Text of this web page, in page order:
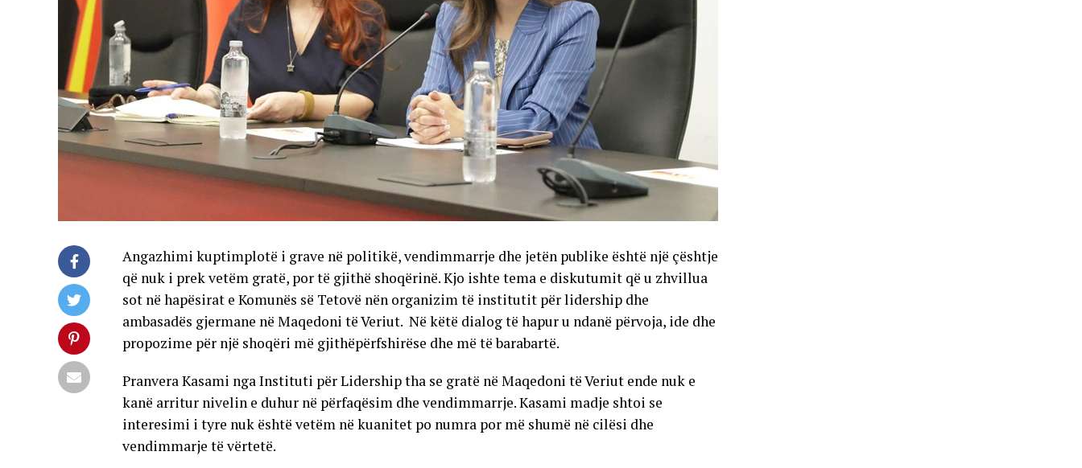
Angazhimi kuptimplotë i grave në politikë, vendimmarrje dhe jetën publike është një çështje
që nuk i prek vetëm gratë, por të gjithë shoqërinë. Kjo ishte tema e diskutumit që u zhvillua
sot në hapësirat e Komunës së Tetovë nën organizim të institutit për lidership dhe
ambasadës gjermane në Maqedoni të Veriut. Në këtë dialog të hapur u ndanë përvoja, ide dhe
propozime për një shoqëri më gjithëpërfshirëse dhe më të barabartë.
Pranvera Kasami nga Instituti për Lidership tha se gratë në Maqedoni të Veriut ende nuk e
kanë arritur nivelin e duhur në përfaqësim dhe vendimmarrje. Kasami madje shtoi se
interesimi i tyre nuk është vetëm në kuanitet po numra por më shumë në cilësi dhe
vendimmarje të vërtetë.